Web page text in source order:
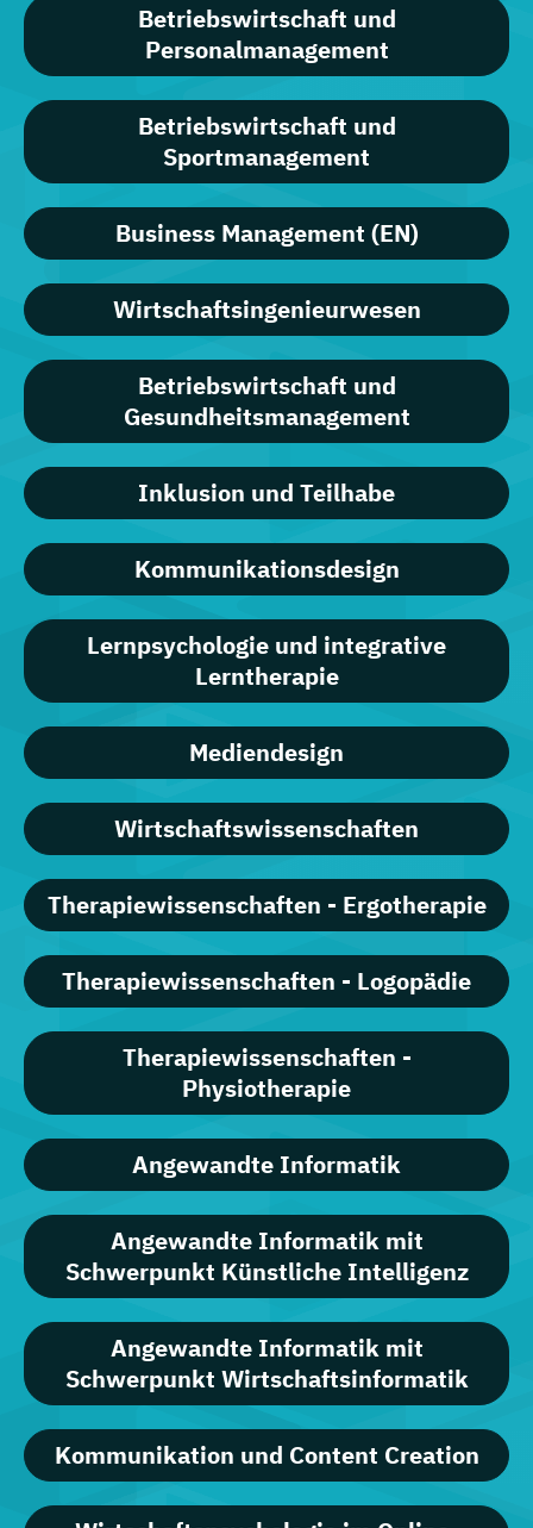
Betriebswirtschaft und
Personalmanagement
Betriebswirtschaft und
Sportmanagement
Business Management (EN)
Wirtschaftsingenieurwesen
Betriebswirtschaft und
Gesundheitsmanagement
Inklusion und Teilhabe
Kommunikationsdesign
Lernpsychologie und integrative
Lerntherapie
Mediendesign
Wirtschaftswissenschaften
Therapiewissenschaften - Ergotherapie
Therapiewissenschaften - Logopädie
Therapiewissenschaften -
Physiotherapie
Angewandte Informatik
Angewandte Informatik mit
Schwerpunkt Künstliche Intelligenz
Angewandte Informatik mit
Schwerpunkt Wirtschaftsinformatik
Kommunikation und Content Creation